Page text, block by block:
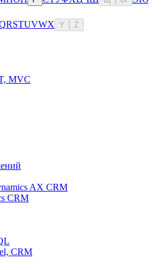
RSTUVWX Y Z
MVC
AX CRM
CRM
CRM